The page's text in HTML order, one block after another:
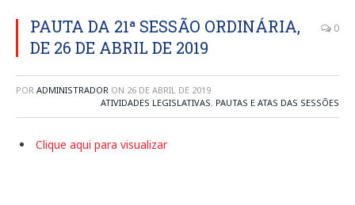
PAUTA DA 21ª SESSÃO ORDINÁRIA,
DE 26 DE ABRIL DE 2019
0
POR ADMINISTRADOR ON 26 DE ABRIL DE 2019
ATIVIDADES LEGISLATIVAS, PAUTAS E ATAS DAS SESSÕES
Clique aqui para visualizar